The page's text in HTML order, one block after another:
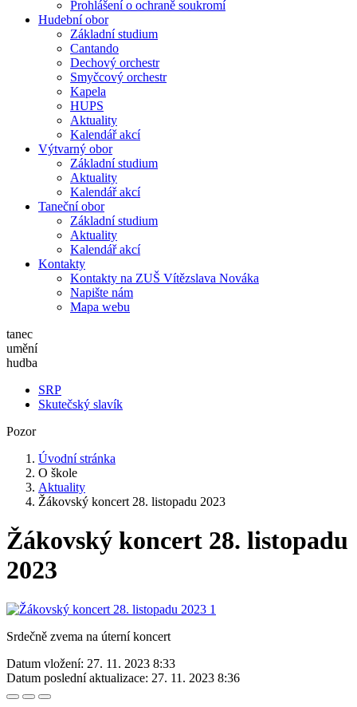
Prohlášení o ochraně soukromí
Hudební obor
Základní studium
Cantando
Dechový orchestr
Smyčcový orchestr
Kapela
HUPS
Aktuality
Kalendář akcí
Výtvarný obor
Základní studium
Aktuality
Kalendář akcí
Taneční obor
Základní studium
Aktuality
Kalendář akcí
Kontakty
Kontakty na ZUŠ Vítězslava Nováka
Napište nám
Mapa webu
tanec
umění
hudba
SRP
Skutečský slavík
Pozor
Úvodní stránka
O škole
Aktuality
Žákovský koncert 28. listopadu 2023
Žákovský koncert 28. listopadu
2023
Srdečně zvema na úterní koncert
Datum vložení: 27. 11. 2023 8:33
Datum poslední aktualizace: 27. 11. 2023 8:36